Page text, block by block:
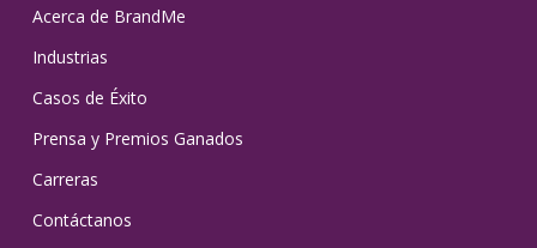
Acerca de BrandMe
Industrias
Casos de Éxito
Prensa y Premios Ganados
Carreras
Contáctanos